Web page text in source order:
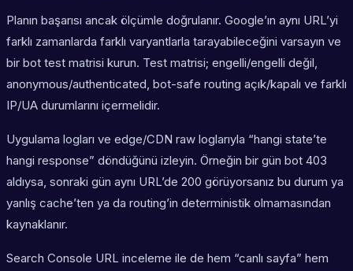
Planın başarısı ancak ölçümle doğrulanır. Google’ın aynı URL’yi
farklı zamanlarda farklı varyantlarla tarayabileceğini varsayın ve
bir bot test matrisi kurun. Test matrisi; engelli/engelli değil,
anonymous/authenticated, bot-safe routing açık/kapalı ve farklı
IP/UA durumlarını içermelidir.
Uygulama logları ve edge/CDN raw loglarıyla “hangi state’te
hangi response” döndüğünü izleyin. Örneğin bir gün bot 403
aldıysa, sonraki gün aynı URL’de 200 görüyorsanız bu durum ya
yanlış cache’ten ya da routing’in deterministik olmamasından
kaynaklanır.
Search Console URL inceleme ile de hem “canlı sayfa” hem